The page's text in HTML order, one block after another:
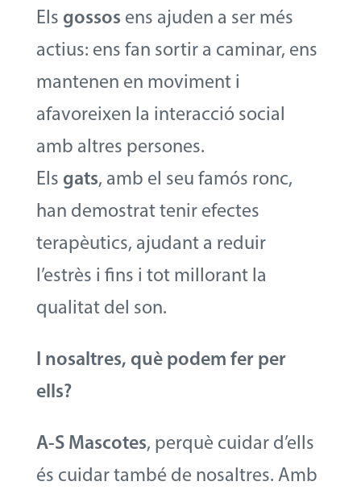
Els gossos ens ajuden a ser més
actius: ens fan sortir a caminar, ens
mantenen en moviment i
afavoreixen la interacció social
amb altres persones.
Els gats, amb el seu famós ronc,
han demostrat tenir efectes
terapèutics, ajudant a reduir
l’estrès i fins i tot millorant la
qualitat del son.
I nosaltres, què podem fer per
ells?
A-S Mascotes, perquè cuidar d’ells
és cuidar també de nosaltres. Amb